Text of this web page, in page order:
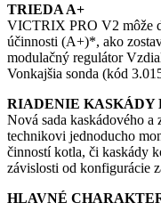
TRIEDA A+
VICTRIX PRO V2 môže
účinnosti (A+)*, ako
modulačný regulátor
Vonkajšia sonda (kód
RIADENIE KASKÁDY
Nová sada kaskádového
technikovi jednoducho
činností kotla, či kaskády
závislosti od konfigurácie
HLAVNÉ